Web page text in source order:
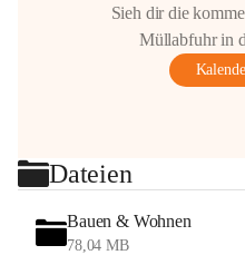
Sieh dir die
Müllabfuhr in
Dateien
Bauen & Wohnen
78,04 MB